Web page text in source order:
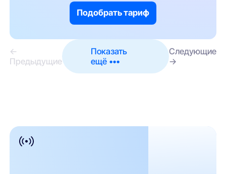
Подобрать тариф
←
Предыдущие
Показать
ещё •••
Следующие
→